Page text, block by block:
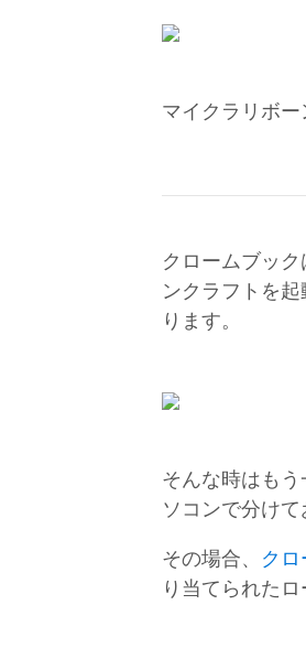
マイクラリボ
クロームブッ
ンクラフトを
ります。
そんな時はも
ソコンで分けて
その場合、 ク
り当てられた